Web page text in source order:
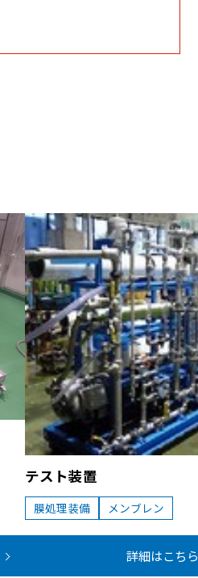
テスト装置
膜処理装備 メンブレン
詳細はこちら